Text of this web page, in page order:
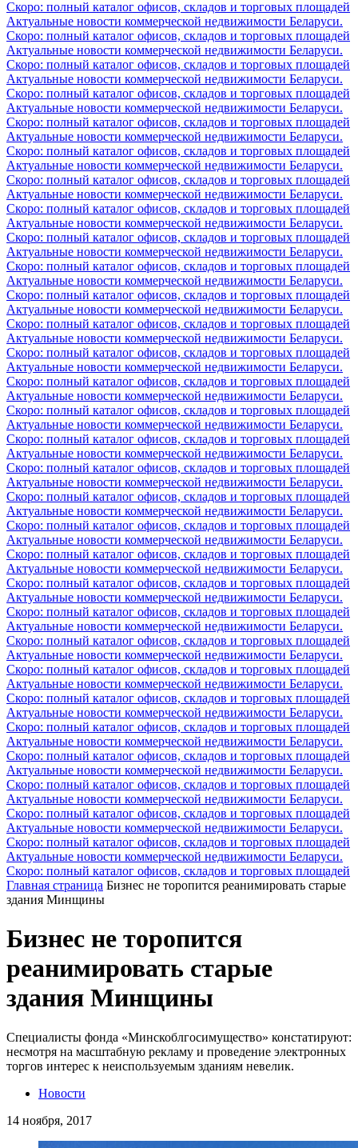
Скоро: полный каталог офисов, складов и торговых площадей
Актуальные новости коммерческой недвижимости Беларуси.
Скоро: полный каталог офисов, складов и торговых площадей
Актуальные новости коммерческой недвижимости Беларуси.
Скоро: полный каталог офисов, складов и торговых площадей
Актуальные новости коммерческой недвижимости Беларуси.
Скоро: полный каталог офисов, складов и торговых площадей
Актуальные новости коммерческой недвижимости Беларуси.
Скоро: полный каталог офисов, складов и торговых площадей
Актуальные новости коммерческой недвижимости Беларуси.
Скоро: полный каталог офисов, складов и торговых площадей
Актуальные новости коммерческой недвижимости Беларуси.
Скоро: полный каталог офисов, складов и торговых площадей
Актуальные новости коммерческой недвижимости Беларуси.
Скоро: полный каталог офисов, складов и торговых площадей
Актуальные новости коммерческой недвижимости Беларуси.
Скоро: полный каталог офисов, складов и торговых площадей
Актуальные новости коммерческой недвижимости Беларуси.
Скоро: полный каталог офисов, складов и торговых площадей
Актуальные новости коммерческой недвижимости Беларуси.
Скоро: полный каталог офисов, складов и торговых площадей
Актуальные новости коммерческой недвижимости Беларуси.
Скоро: полный каталог офисов, складов и торговых площадей
Актуальные новости коммерческой недвижимости Беларуси.
Скоро: полный каталог офисов, складов и торговых площадей
Актуальные новости коммерческой недвижимости Беларуси.
Скоро: полный каталог офисов, складов и торговых площадей
Актуальные новости коммерческой недвижимости Беларуси.
Скоро: полный каталог офисов, складов и торговых площадей
Актуальные новости коммерческой недвижимости Беларуси.
Скоро: полный каталог офисов, складов и торговых площадей
Актуальные новости коммерческой недвижимости Беларуси.
Скоро: полный каталог офисов, складов и торговых площадей
Актуальные новости коммерческой недвижимости Беларуси.
Скоро: полный каталог офисов, складов и торговых площадей
Актуальные новости коммерческой недвижимости Беларуси.
Скоро: полный каталог офисов, складов и торговых площадей
Актуальные новости коммерческой недвижимости Беларуси.
Скоро: полный каталог офисов, складов и торговых площадей
Актуальные новости коммерческой недвижимости Беларуси.
Скоро: полный каталог офисов, складов и торговых площадей
Актуальные новости коммерческой недвижимости Беларуси.
Скоро: полный каталог офисов, складов и торговых площадей
Актуальные новости коммерческой недвижимости Беларуси.
Скоро: полный каталог офисов, складов и торговых площадей
Актуальные новости коммерческой недвижимости Беларуси.
Скоро: полный каталог офисов, складов и торговых площадей
Актуальные новости коммерческой недвижимости Беларуси.
Скоро: полный каталог офисов, складов и торговых площадей
Актуальные новости коммерческой недвижимости Беларуси.
Скоро: полный каталог офисов, складов и торговых площадей
Актуальные новости коммерческой недвижимости Беларуси.
Скоро: полный каталог офисов, складов и торговых площадей
Актуальные новости коммерческой недвижимости Беларуси.
Скоро: полный каталог офисов, складов и торговых площадей
Актуальные новости коммерческой недвижимости Беларуси.
Скоро: полный каталог офисов, складов и торговых площадей
Актуальные новости коммерческой недвижимости Беларуси.
Скоро: полный каталог офисов, складов и торговых площадей
Актуальные новости коммерческой недвижимости Беларуси.
Скоро: полный каталог офисов, складов и торговых площадей
Главная страница Бизнес не торопится реанимировать старые
здания Минщины
Бизнес не торопится
реанимировать старые
здания Минщины
Специалисты фонда «Минскоблгосимущество» констатируют:
несмотря на масштабную рекламу и проведение электронных
торгов интерес к неиспользуемым зданиям невелик.
Новости
14 ноября, 2017